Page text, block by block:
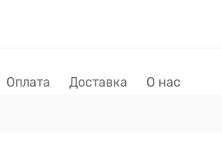
Оплата Доставка
О нас